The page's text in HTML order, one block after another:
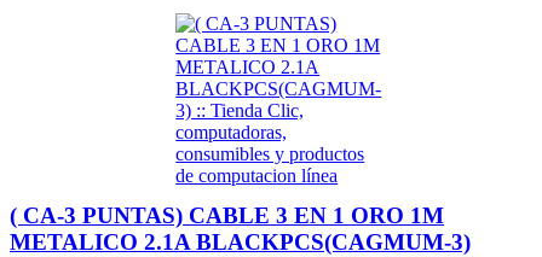
( CA-3 PUNTAS) CABLE 3 EN 1 ORO 1M
METALICO 2.1A BLACKPCS(CAGMUM-3)